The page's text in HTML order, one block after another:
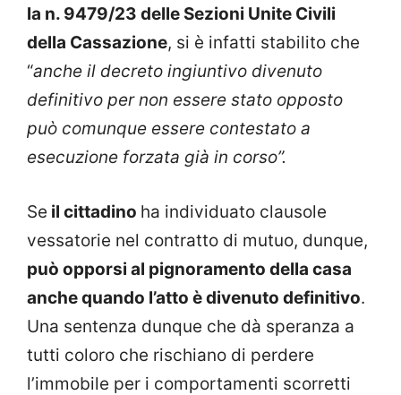
la n. 9479/23 delle Sezioni Unite Civili
della Cassazione, si è infatti stabilito che
“anche il decreto ingiuntivo divenuto
definitivo per non essere stato opposto
può comunque essere contestato a
esecuzione forzata già in corso”.
Se il cittadino ha individuato clausole
vessatorie nel contratto di mutuo, dunque,
può opporsi al pignoramento della casa
anche quando l’atto è divenuto definitivo.
Una sentenza dunque che dà speranza a
tutti coloro che rischiano di perdere
l’immobile per i comportamenti scorretti